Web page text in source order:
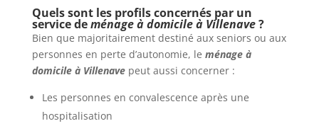
Quels sont les profils concernés par un
service deménage à domicile à Villenave?
Bien que majoritairement destiné aux seniors ou aux
personnes en perte d’autonomie, le ménage à
domicile à Villenavepeut aussi concerner :
Les personnes en convalescence après une
hospitalisation